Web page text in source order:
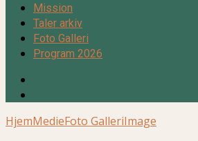
Mission
Taler arkiv
Foto Galleri
Program 2026
HjemMedieFoto GalleriImage